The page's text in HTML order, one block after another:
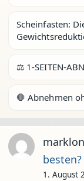
Scheinfasten:
⚖️ 1-SEITEN-
🛑 Abnehmen
besten?
1. August